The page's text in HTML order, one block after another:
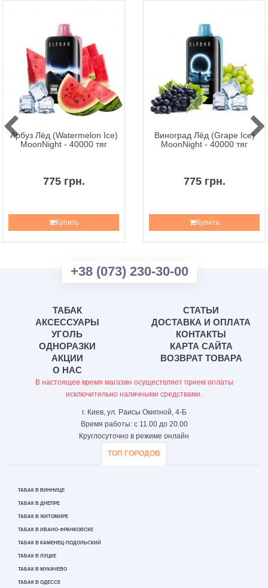
Арбуз Лёд (Watermelon Ice)
MoonNight - 40000 тяг
775 грн.
Купить
Виноград Лёд (Grape Ice)
MoonNight - 40000 тяг
775 грн.
Купить
+38 (073) 230-30-00
ТАБАК
АКСЕССУАРЫ
УГОЛЬ
ОДНОРАЗКИ
АКЦИИ
О НАС
СТАТЬИ
ДОСТАВКА И ОПЛАТА
КОНТАКТЫ
КАРТА САЙТА
ВОЗВРАТ ТОВАРА
В настоящее время магазин осуществляет прием оплаты
исключительно наличными средствами.
г. Киев, ул. Раисы Окипной, 4-Б
Время работы: с 11.00 до 20.00
Круглосуточно в режиме онлайн
ТОП ГОРОДОВ
ТАБАК В ВИННИЦЕ
ТАБАК В ДНЕПРЕ
ТАБАК В ЖИТОМИРЕ
ТАБАК В ИВАНО-ФРАНКОВСКЕ
ТАБАК В КАМЕНЕЦ-ПОДОЛЬСКИЙ
ТАБАК В ЛУЦКЕ
ТАБАК В МУКАЧЕВО
ТАБАК В ОДЕССЕ